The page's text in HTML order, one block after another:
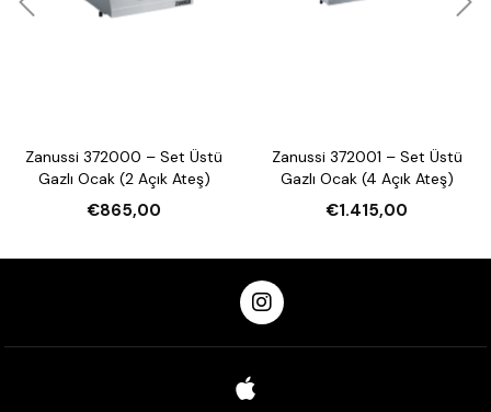
Zanussi 372000 – Set Üstü
Gazlı Ocak (2 Açık Ateş)
€865,00
Zanussi 372001 – Set Üstü
Gazlı Ocak (4 Açık Ateş)
€1.415,00